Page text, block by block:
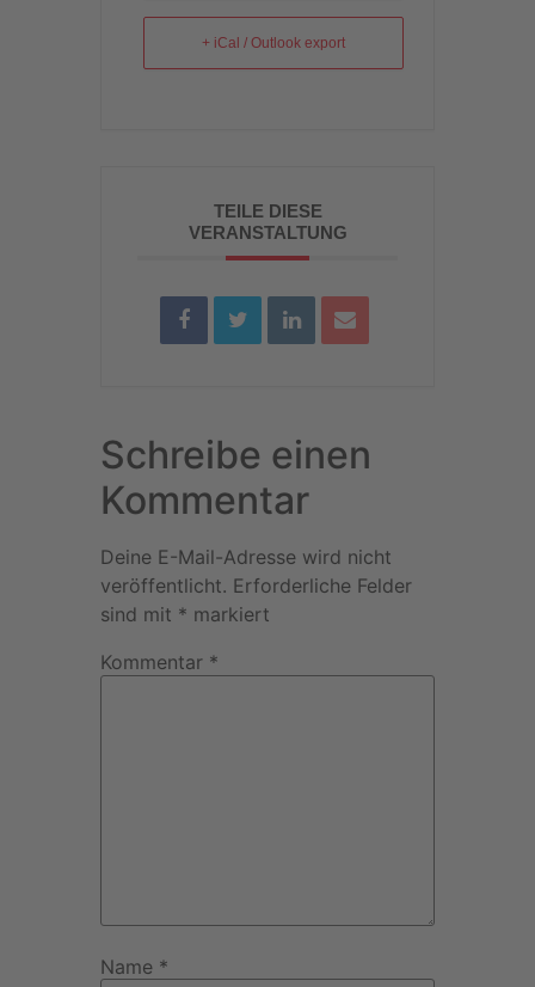
+ iCal / Outlook export
TEILE DIESE
VERANSTALTUNG
Schreibe einen
Kommentar
Deine E-Mail-Adresse wird nicht
veröffentlicht. Erforderliche Felder
sind mit * markiert
Kommentar *
Name *